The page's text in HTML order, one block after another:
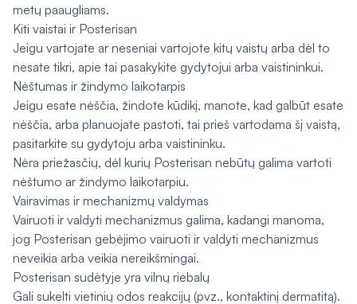
metų paaugliams.
Kiti vaistai ir Posterisan
Jeigu vartojate ar neseniai vartojote kitų vaistų arba dėl to
nesate tikri, apie tai pasakykite gydytojui arba vaistininkui.
Nėštumas ir žindymo laikotarpis
Jeigu esate nėščia, žindote kūdikį, manote, kad galbūt esate
nėščia, arba planuojate pastoti, tai prieš vartodama šį vaistą,
pasitarkite su gydytoju arba vaistininku.
Nėra priežasčių, dėl kurių Posterisan nebūtų galima vartoti
nėštumo ar žindymo laikotarpiu.
Vairavimas ir mechanizmų valdymas
Vairuoti ir valdyti mechanizmus galima, kadangi manoma,
jog Posterisan gebėjimo vairuoti ir valdyti mechanizmus
neveikia arba veikia nereikšmingai.
Posterisan sudėtyje yra vilnų riebalų
Gali sukelti vietinių odos reakcijų (pvz., kontaktinį dermatitą).